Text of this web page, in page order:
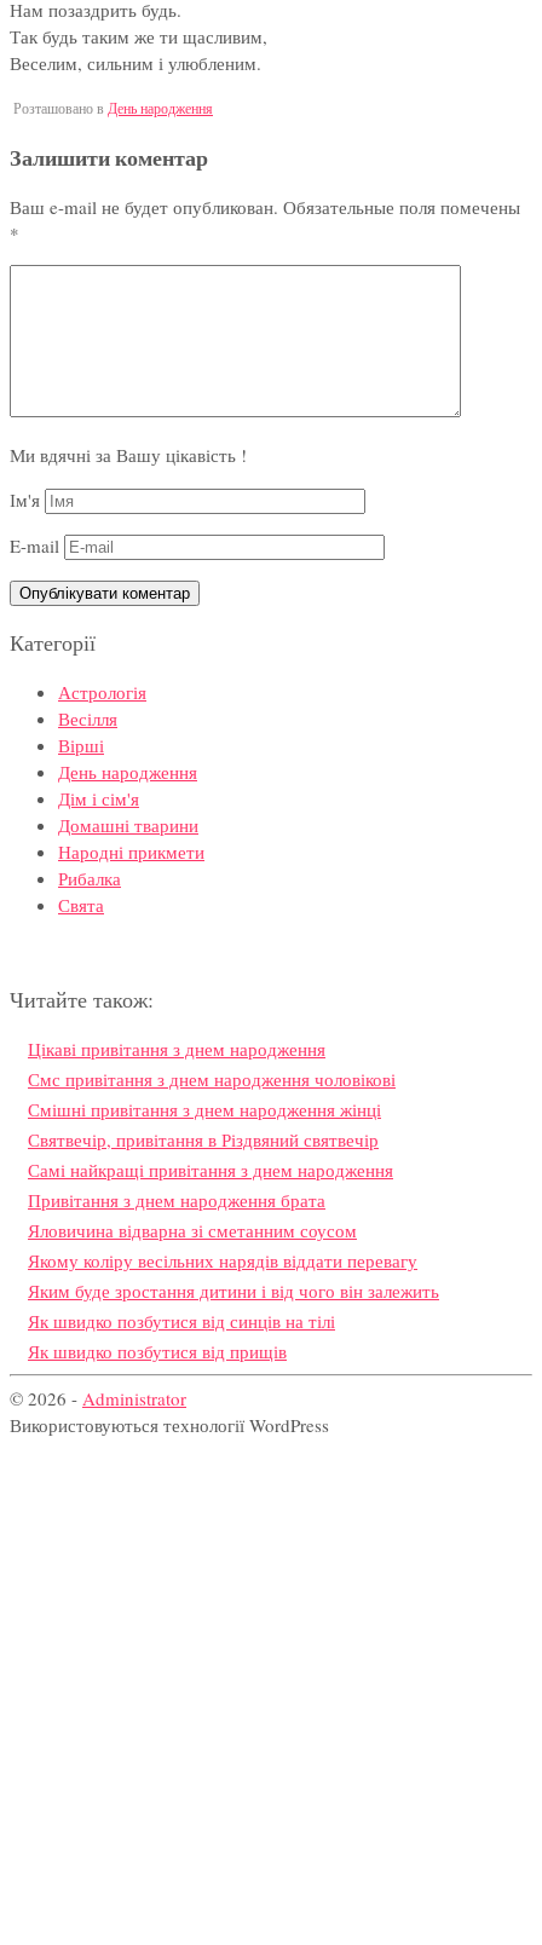
Нам позаздрить будь.
Так будь таким же ти щасливим,
Веселим, сильним і улюбленим.
Розташовано в День народження
Залишити коментар
Ваш e-mail не будет опубликован. Обязательные поля помечены
*
Ми вдячні за Вашу цікавість !
Ім'я
E-mail
Категорії
Астрологія
Весілля
Вірші
День народження
Дім і сім'я
Домашні тварини
Народні прикмети
Рибалка
Свята
Читайте також:
Цікаві привітання з днем народження
Смс привітання з днем народження чоловікові
Смішні привітання з днем народження жінці
Святвечір, привітання в Різдвяний святвечір
Самі найкращі привітання з днем народження
Привітання з днем народження брата
Яловичина відварна зі сметанним соусом
Якому коліру весільних нарядів віддати перевагу
Яким буде зростання дитини і від чого він залежить
Як швидко позбутися від синців на тілі
Як швидко позбутися від прищів
© 2026 - Administrator
Використовуються технології WordPress